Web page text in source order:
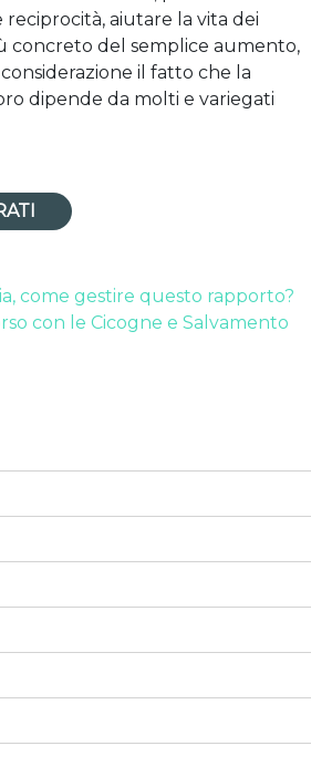
aiutare la vita dei
concreto del semplice aumento,
il fatto che la
dipende da molti e variegati
come gestire questo rapporto?
con le Cicogne e Salvamento